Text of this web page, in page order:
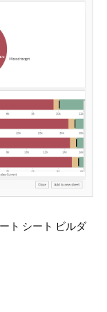
ト シート ビルダ